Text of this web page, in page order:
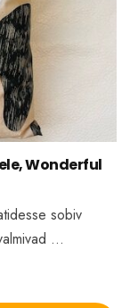
Wonderful
sobiv
…